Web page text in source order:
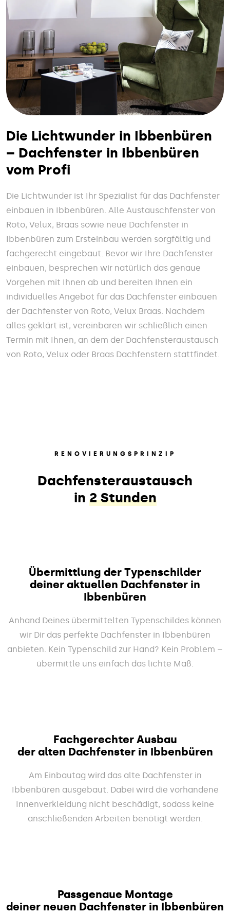
Die Lichtwunder in Ibbenbüren
– Dachfenster in Ibbenbüren
vom Profi
Die Lichtwunder ist Ihr Spezialist für das Dachfenster
einbauen in Ibbenbüren. Alle Austauschfenster von
Roto, Velux, Braas sowie neue Dachfenster in
Ibbenbüren zum Ersteinbau werden sorgfältig und
fachgerecht eingebaut. Bevor wir Ihre Dachfenster
einbauen, besprechen wir natürlich das genaue
Vorgehen mit Ihnen ab und bereiten Ihnen ein
individuelles Angebot für das Dachfenster einbauen
der Dachfenster von Roto, Velux Braas. Nachdem
alles geklärt ist, vereinbaren wir schließlich einen
Termin mit Ihnen, an dem der Dachfensteraustausch
von Roto, Velux oder Braas Dachfenstern stattfindet.
RENOVIERUNGSPRINZIP
Dachfensteraustausch
in 2 Stunden
Übermittlung der Typenschilder
deiner aktuellen Dachfenster in
Ibbenbüren
Anhand Deines übermittelten Typenschildes können
wir Dir das perfekte Dachfenster in Ibbenbüren
anbieten. Kein Typenschild zur Hand? Kein Problem –
übermittle uns einfach das lichte Maß.
Fachgerechter Ausbau
der alten Dachfenster in Ibbenbüren
Am Einbautag wird das alte Dachfenster in
Ibbenbüren ausgebaut. Dabei wird die vorhandene
Innenverkleidung nicht beschädigt, sodass keine
anschließenden Arbeiten benötigt werden.
Passgenaue Montage
deiner neuen Dachfenster in Ibbenbüren